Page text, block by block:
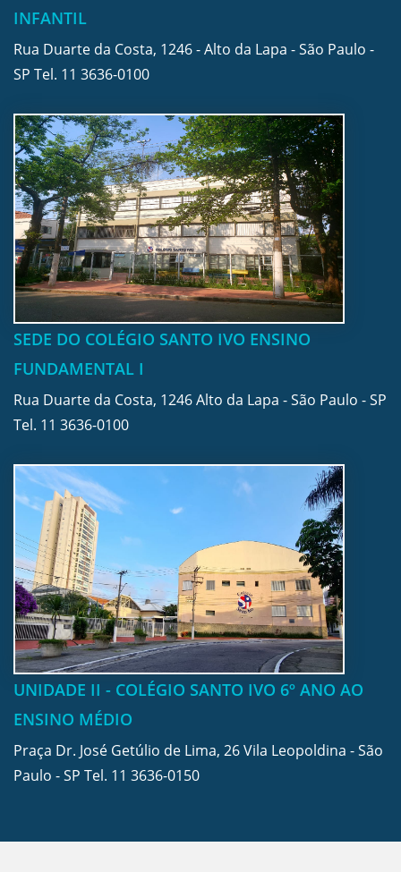
INFANTIL
Rua Duarte da Costa, 1246 - Alto da Lapa - São Paulo -
SP Tel. 11 3636-0100
SEDE DO COLÉGIO SANTO IVO ENSINO
FUNDAMENTAL I
Rua Duarte da Costa, 1246 Alto da Lapa - São Paulo - SP
Tel. 11 3636-0100
UNIDADE II - COLÉGIO SANTO IVO 6º ANO AO
ENSINO MÉDIO
Praça Dr. José Getúlio de Lima, 26 Vila Leopoldina - São
Paulo - SP Tel. 11 3636-0150